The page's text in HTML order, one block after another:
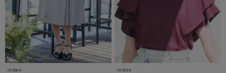
index
index